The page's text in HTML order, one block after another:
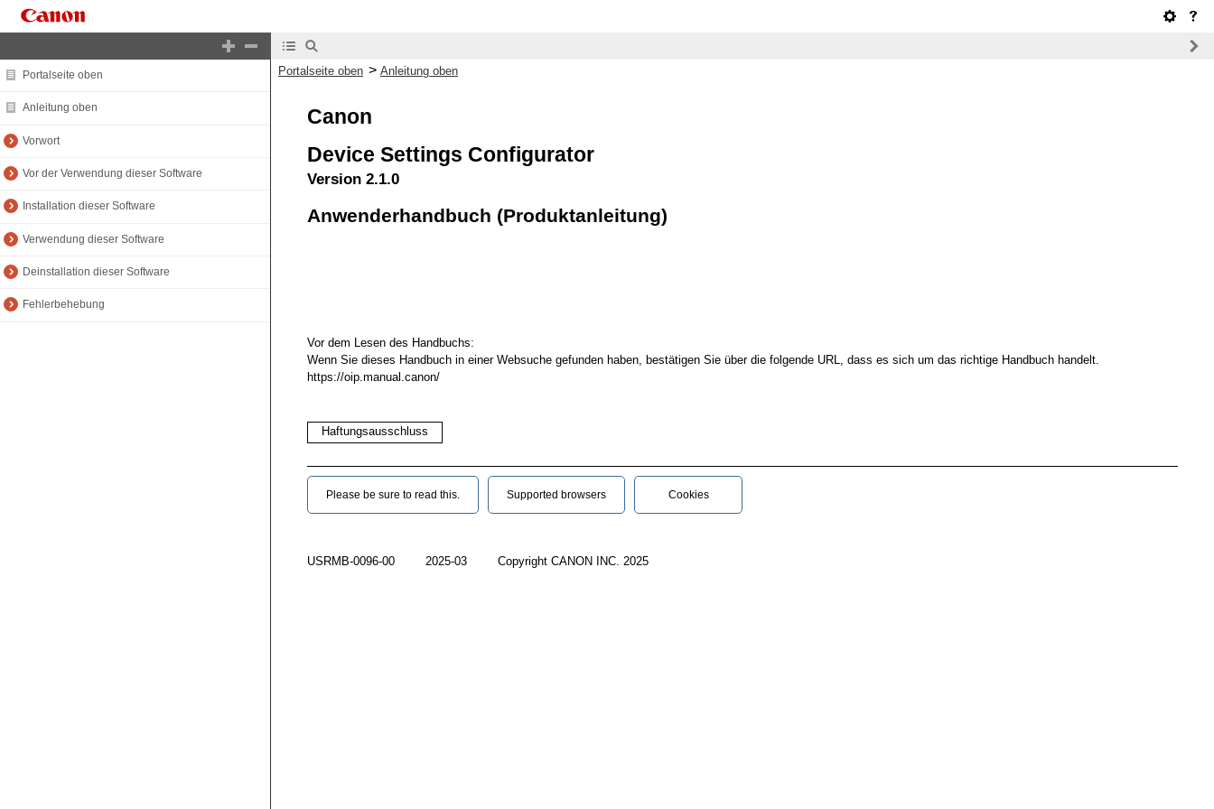
Portalseite oben
Anleitung oben
Vorwort
Vor der Verwendung dieser Software
Installation dieser Software
Verwendung dieser Software
Deinstallation dieser Software
Fehlerbehebung
Portalseite oben > Anleitung oben
Canon
Device Settings Configurator
Version 2.1.0
Anwenderhandbuch (Produktanleitung)
Vor dem Lesen des Handbuchs:
Wenn Sie dieses Handbuch in einer Websuche gefunden haben, bestätigen Sie über die folgende URL, dass es sich um das richtige Handbuch handelt.
https://oip.manual.canon/
Haftungsausschluss
Please be sure to read this.‎ Supported browsers Cookies
USRMB-0096-00 2025-03 Copyright CANON INC. 2025